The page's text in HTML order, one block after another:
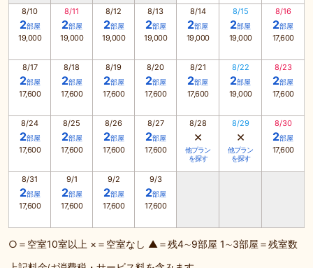
8/10
2部屋
19,000
8/11
2部屋
19,000
8/12
2部屋
19,000
8/13
2部屋
19,000
8/14
2部屋
19,000
8/15
2部屋
19,000
8/16
2部屋
17,600
8/17
2部屋
17,600
8/18
2部屋
17,600
8/19
2部屋
17,600
8/20
2部屋
17,600
8/21
2部屋
17,600
8/22
2部屋
19,000
8/23
2部屋
17,600
8/24
2部屋
17,600
8/25
2部屋
17,600
8/26
2部屋
17,600
8/27
2部屋
17,600
8/28
×
他プラン
を探す
8/29
×
他プラン
を探す
8/30
2部屋
17,600
8/31
2部屋
17,600
9/1
2部屋
17,600
9/2
2部屋
17,600
9/3
2部屋
17,600
○＝空室10室以上 ×＝空室なし ▲＝残4∼9部屋 1∼3部屋＝残室数